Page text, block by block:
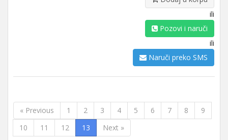
ili
Pozovi i naruči
ili
Naruči preko SMS
« Previous 1 2 3 4 5 6 7 8
9
10
11 12 13 Next »